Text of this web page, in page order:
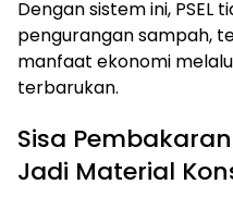
Dengan sistem ini, PSEL
pengurangan sampah,
manfaat ekonomi
terbarukan.
Sisa
Jadi Material